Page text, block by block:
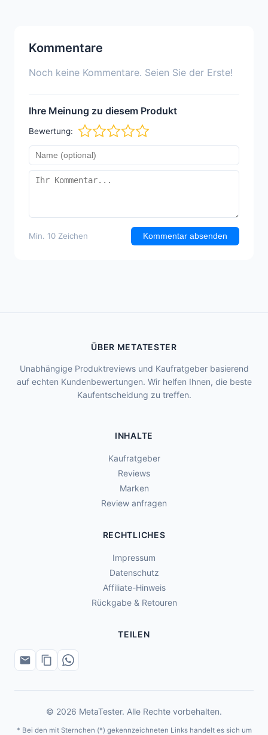
Kommentare
Noch keine Kommentare. Seien Sie der Erste!
Ihre Meinung zu diesem Produkt
Bewertung:
Min. 10 Zeichen Kommentar absenden
ÜBER METATESTER
Unabhängige Produktreviews und Kaufratgeber basierend
auf echten Kundenbewertungen. Wir helfen Ihnen, die beste
Kaufentscheidung zu treffen.
INHALTE
Kaufratgeber
Reviews
Marken
Review anfragen
RECHTLICHES
Impressum
Datenschutz
Affiliate-Hinweis
Rückgabe & Retouren
TEILEN
© 2026 MetaTester. Alle Rechte vorbehalten.
* Bei den mit Sternchen (*) gekennzeichneten Links handelt es sich um